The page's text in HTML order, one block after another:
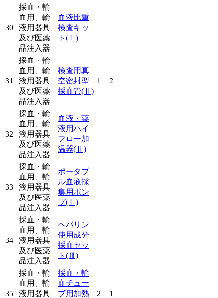
30
採血・輸
血用、輸
液用器具
及び医薬
品注入器
血液比重
検査キッ
ト (Ⅱ)
31
採血・輸
血用、輸
液用器具
及び医薬
品注入器
検査用真
空密封型
採血管(Ⅱ)
1 2
32
採血・輸
血用、輸
液用器具
及び医薬
品注入器
血液・薬
液用ハイ
フロー加
温器(Ⅱ)
33
採血・輸
血用、輸
液用器具
及び医薬
品注入器
ポータブ
ル血液採
集用ポン
プ(Ⅱ)
34
採血・輸
血用、輸
液用器具
及び医薬
品注入器
ヘパリン
使用成分
採血セッ
ト (Ⅲ)
35
採血・輸
血用、輸
液用器具
採血・輸
血チュー
ブ用加熱
2 1